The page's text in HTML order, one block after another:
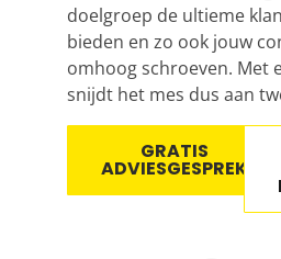
doelgroep de ultieme
bieden en zo ook jouw
omhoog schroeven. Met
snijdt het mes dus aan
GRATIS
ADVIESGESPREK